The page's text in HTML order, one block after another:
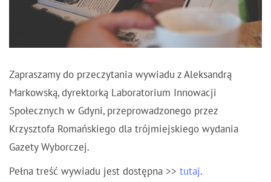
Zapraszamy do przeczytania wywiadu z Aleksandrą
Markowską, dyrektorką Laboratorium Innowacji
Społecznych w Gdyni, przeprowadzonego przez
Krzysztofa Romańskiego dla trójmiejskiego wydania
Gazety Wyborczej.
Pełna treść wywiadu jest dostępna >> tutaj.